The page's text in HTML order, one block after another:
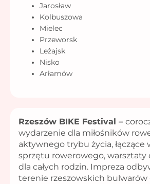
Jarosław
Kolbuszowa
Mielec
Przeworsk
Leżajsk
Nisko
Arłamów
Rzeszów BIKE Festival –
wydarzenie dla miłośników
aktywnego trybu życia, łączące
sprzętu rowerowego, warsztaty
dla całych rodzin. Impreza
terenie rzeszowskich bulwarów